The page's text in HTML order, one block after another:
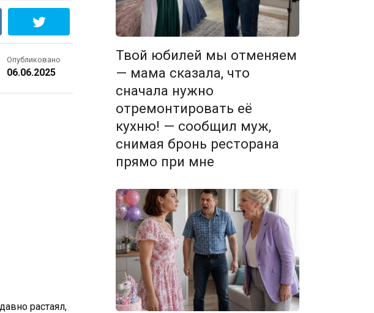
Опубликовано
06.06.2025
растаял,
Твой юбилей мы отменяем
— мама сказала, что
сначала нужно
отремонтировать её
кухню! — сообщил муж,
снимая бронь ресторана
прямо при мне